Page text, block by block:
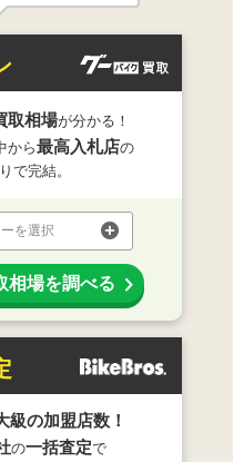
取相場が分かる！
から最高入札店の
で完結。
を選択
相場を調べる
級の加盟店数！
の一括査定で